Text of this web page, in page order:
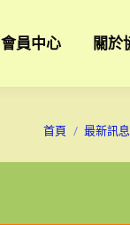
會員中心 關於
您在這裡：
首頁 最新訊息